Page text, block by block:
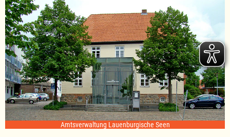
Amtsverwaltung Lauenburgische Seen